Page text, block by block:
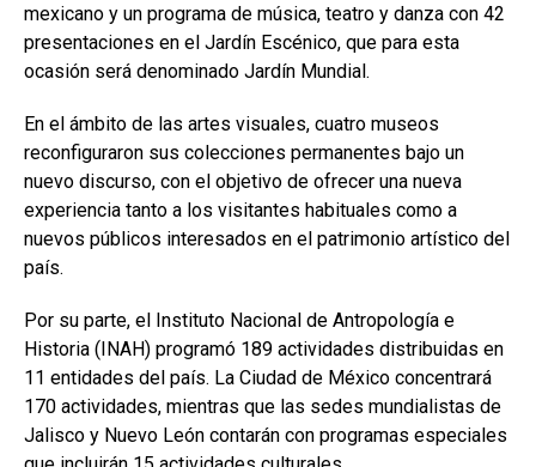
mexicano y un programa de música, teatro y danza con 42
presentaciones en el Jardín Escénico, que para esta
ocasión será denominado Jardín Mundial.
En el ámbito de las artes visuales, cuatro museos
reconfiguraron sus colecciones permanentes bajo un
nuevo discurso, con el objetivo de ofrecer una nueva
experiencia tanto a los visitantes habituales como a
nuevos públicos interesados en el patrimonio artístico del
país.
Por su parte, el Instituto Nacional de Antropología e
Historia (INAH) programó 189 actividades distribuidas en
11 entidades del país. La Ciudad de México concentrará
170 actividades, mientras que las sedes mundialistas de
Jalisco y Nuevo León contarán con programas especiales